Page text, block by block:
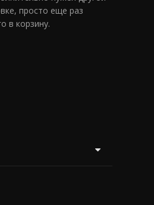
просто еще раз
в корзину.